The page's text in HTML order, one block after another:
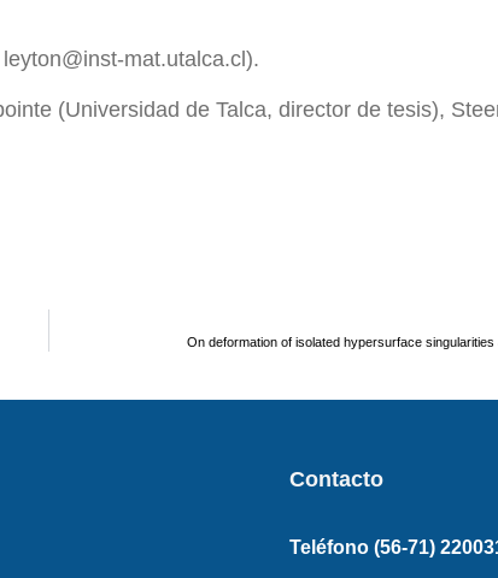
mat.utalca.cl).
(Universidad de Talca, director de tesis),
On deformation of isolated hypersurface
Contacto
Teléfono (56-71)